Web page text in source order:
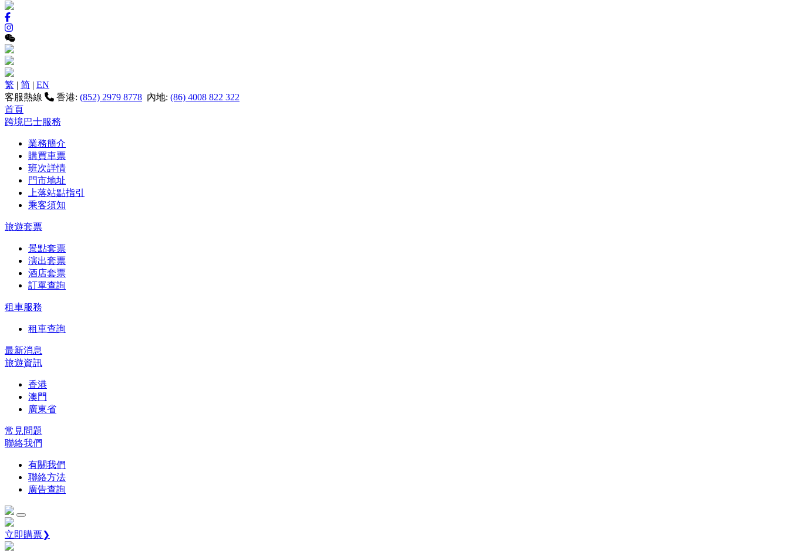
繁 | 简 | EN
客服熱線
香港: (852) 2979 8778 內地: (86) 4008 822 322
首頁
跨境巴士服務
業務簡介
購買車票
班次詳情
門市地址
上落站點指引
乘客須知
旅遊套票
景點套票
演出套票
酒店套票
訂單查詢
租車服務
租車查詢
最新消息
旅遊資訊
香港
澳門
廣東省
常見問題
聯絡我們
有關我們
聯絡方法
廣告查詢
立即購票❯